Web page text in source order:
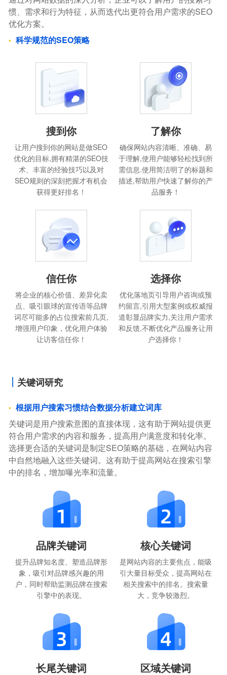
惯、需求和行为特征，从而迭代出更符合用户需求的SEO
优化方案。
科学规范的SEO策略
搜到你
让用户搜到你的网站是做SEO
优化的目标,拥有精湛的SEO技
术、丰富的经验技巧以及对
SEO规则的深刻把握才有机会
获得更好排名！
了解你
确保网站内容清晰、准确、易
于理解,使用户能够轻松找到所
需信息.使用简洁明了的标题和
描述,帮助用户快速了解你的产
品服务！
信任你
将企业的核心价值、差异化卖
点、吸引眼球的宣传语等品牌
词尽可能多的占位搜索前几页,
增强用户印象，优化用户体验
让访客信任你！
选择你
优化落地页引导用户咨询或预
约留言,引用大型案例或权威报
道彰显品牌实力,关注用户需求
和反馈,不断优化产品服务让用
户选择你！
关键词研究
根据用户搜索习惯结合数据分析建立词库
关键词是用户搜索意图的直接体现，这有助于网站提供更
符合用户需求的内容和服务，提高用户满意度和转化率。
选择更合适的关键词是制定SEO策略的基础，在网站内容
中自然地融入这些关键词。这有助于提高网站在搜索引擎
中的排名，增加曝光率和流量。
品牌关键词
提升品牌知名度、塑造品牌形
象，吸引对品牌感兴趣的用
户，同时帮助监测品牌在搜索
引擎中的表现。
核心关键词
是网站内容的主要焦点，能吸
引大量目标受众，提高网站在
相关搜索中的排名。搜索量
大，竞争较激烈。
长尾关键词 区域关键词